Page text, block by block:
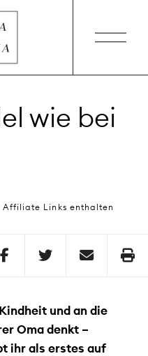
wie bei
Affiliate Links enthalten
und an die
Oma denkt –
ihr als erstes auf